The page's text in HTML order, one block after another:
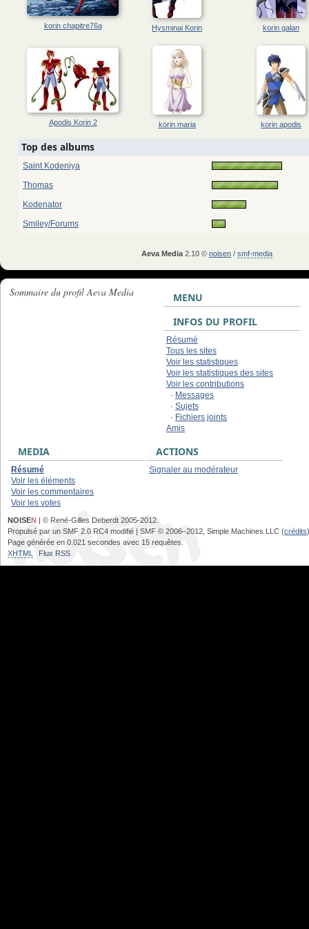
korin chapitre76a Hysminai Korin korin galan
Apodis Korin 2 korin maria korin apodis
Top des albums
Saint Kodeniya
Thomas
Kodenator
Smiley/Forums
Aeva Media 2.10 © noisen / smf-media
Sommaire du profil Aeva Media
MENU
INFOS DU PROFIL
Résumé
Tous les sites
Voir les statistiques
Voir les statistiques des sites
Voir les contributions
· Messages
· Sujets
· Fichiers joints
Amis
MEDIA
Résumé
Voir les éléments
Voir les commentaires
Voir les votes
ACTIONS
Signaler au modérateur
NOISEN | © René-Gilles Deberdt 2005-2012.
Propulsé par un SMF 2.0 RC4 modifié | SMF © 2006–2012, Simple Machines LLC (crédits)
Page générée en 0.021 secondes avec 15 requêtes.
XHTML
Flux RSS